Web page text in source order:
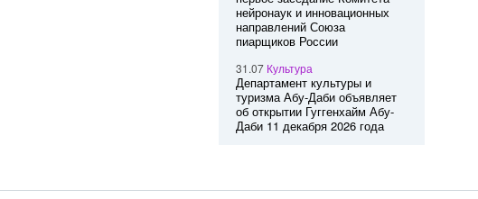
нейронаук и инновационных
направлений Союза
пиарщиков России
31.07 Культура
Департамент культуры и
туризма Абу-Даби объявляет
об открытии Гуггенхайм Абу-
Даби 11 декабря 2026 года